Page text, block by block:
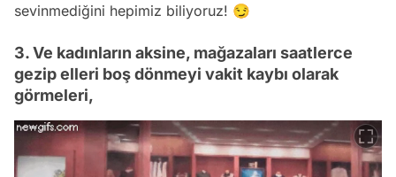
sevinmediğini hepimiz biliyoruz! 😏
3. Ve kadınların aksine, mağazaları saatlerce
gezip elleri boş dönmeyi vakit kaybı olarak
görmeleri,